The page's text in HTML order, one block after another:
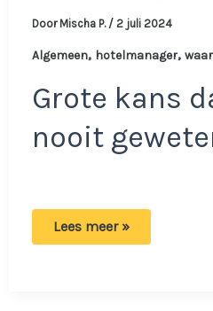
Door Mischa P. / 2 juli 2024
Algemeen, hotelmanager,
Grote kans
nooit
Hotelmanager
Lees meer »